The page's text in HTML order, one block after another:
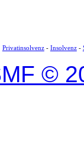
Privatinsolvenz- Insolvenz-
©